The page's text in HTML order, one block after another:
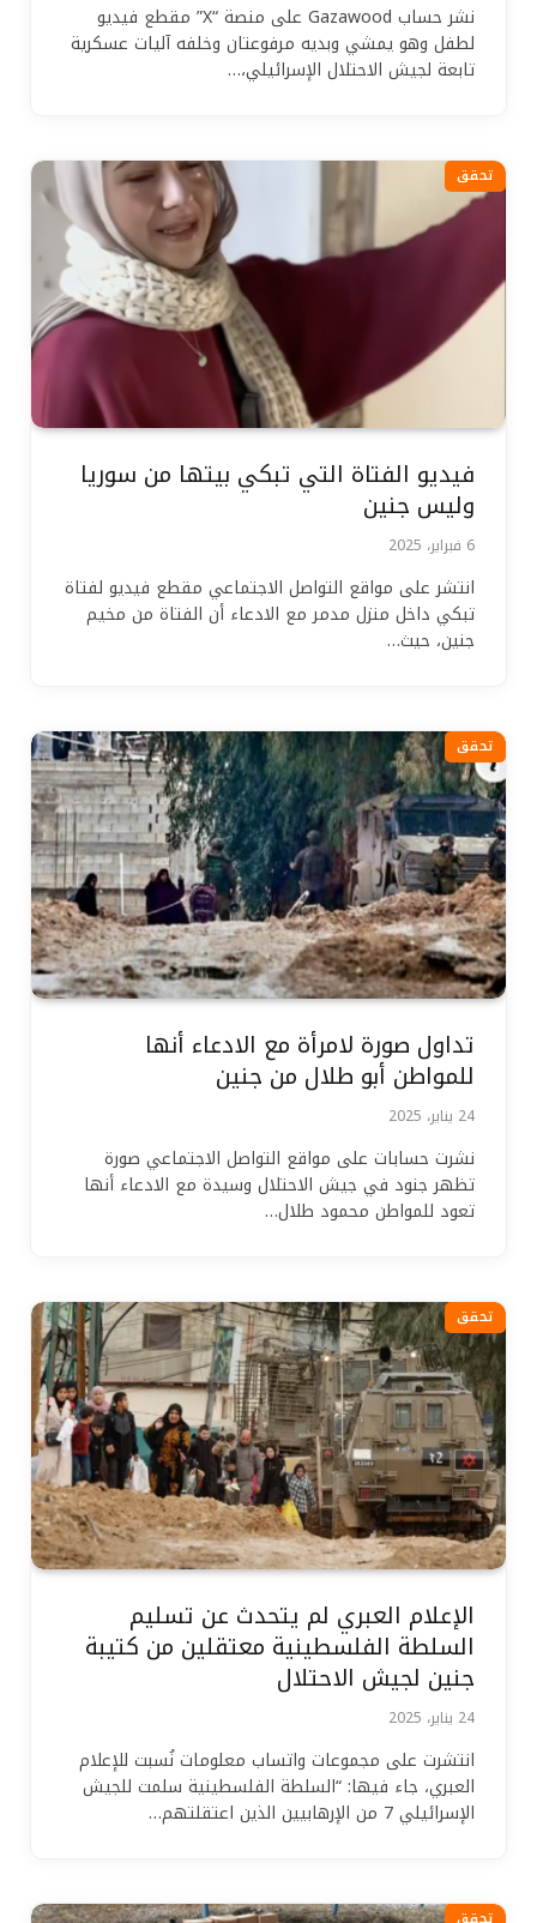
نشر حساب Gazawood على منصة “X” مقطع فيديو
لطفل وهو يمشي وبديه مرفوعتان وخلفه آليات عسكرية
تابعة لجيش الاحتلال الإسرائيلي،…
تحقق
فيديو الفتاة التي تبكي بيتها من سوريا
وليس جنين
6 فبراير، 2025
انتشر على مواقع التواصل الاجتماعي مقطع فيديو لفتاة
تبكي داخل منزل مدمر مع الادعاء أن الفتاة من مخيم
جنين، حيث…
تحقق
تداول صورة لامرأة مع الادعاء أنها
للمواطن أبو طلال من جنين
24 يناير، 2025
نشرت حسابات على مواقع التواصل الاجتماعي صورة
تظهر جنود في جيش الاحتلال وسيدة مع الادعاء أنها
تعود للمواطن محمود طلال…
تحقق
الإعلام العبري لم يتحدث عن تسليم
السلطة الفلسطينية معتقلين من كتيبة
جنين لجيش الاحتلال
24 يناير، 2025
انتشرت على مجموعات واتساب معلومات نُسبت للإعلام
العبري، جاء فيها: “السلطة الفلسطينية سلمت للجيش
الإسرائيلي 7 من الإرهابيين الذين اعتقلتهم…